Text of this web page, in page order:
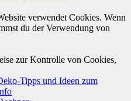
verwendet Cookies. Wenn
du der Verwendung von
zur Kontrolle von Cookies,
Tipps und Ideen zum